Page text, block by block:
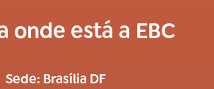
onde está a EBC
Sede: Brasília DF